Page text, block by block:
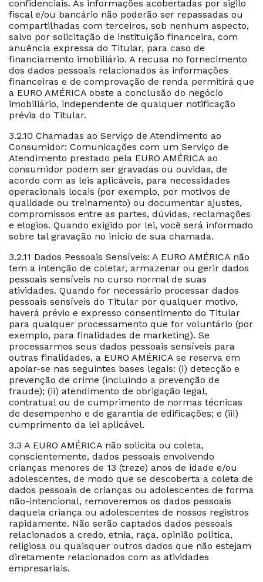
confidenciais. As informações acobertadas por sigilo
fiscal e/ou bancário não poderão ser repassadas ou
compartilhadas com terceiros, sob nenhum aspecto,
salvo por solicitação de instituição financeira, com
anuência expressa do Titular, para caso de
financiamento imobiliário. A recusa no fornecimento
dos dados pessoais relacionados às informações
financeiras e de comprovação de renda permitirá que
a EURO AMÉRICA obste a conclusão do negócio
imobiliário, independente de qualquer notificação
prévia do Titular.
3.2.10 Chamadas ao Serviço de Atendimento ao
Consumidor: Comunicações com um Serviço de
Atendimento prestado pela EURO AMÉRICA ao
consumidor podem ser gravadas ou ouvidas, de
acordo com as leis aplicáveis, para necessidades
operacionais locais (por exemplo, por motivos de
qualidade ou treinamento) ou documentar ajustes,
compromissos entre as partes, dúvidas, reclamações
e elogios. Quando exigido por lei, você será informado
sobre tal gravação no início de sua chamada.
3.2.11 Dados Pessoais Sensíveis: A EURO AMÉRICA não
tem a intenção de coletar, armazenar ou gerir dados
pessoais sensíveis no curso normal de suas
atividades. Quando for necessário processar dados
pessoais sensíveis do Titular por qualquer motivo,
haverá prévio e expresso consentimento do Titular
para qualquer processamento que for voluntário (por
exemplo, para finalidades de marketing). Se
processarmos seus dados pessoais sensíveis para
outras finalidades, a EURO AMÉRICA se reserva em
apoiar-se nas seguintes bases legais: (i) detecção e
prevenção de crime (incluindo a prevenção de
fraude); (ii) atendimento de obrigação legal,
contratual ou de cumprimento de normas técnicas
de desempenho e de garantia de edificações; e (iii)
cumprimento da lei aplicável.
3.3 A EURO AMÉRICA não solicita ou coleta,
conscientemente, dados pessoais envolvendo
crianças menores de 13 (treze) anos de idade e/ou
adolescentes, de modo que se descoberta a coleta de
dados pessoais de crianças ou adolescentes de forma
não-intencional, removeremos os dados pessoais
daquela criança ou adolescentes de nossos registros
rapidamente. Não serão captados dados pessoais
relacionados a credo, etnia, raça, opinião política,
religiosa ou quaisquer outros dados que não estejam
diretamente relacionados com as atividades
empresariais.